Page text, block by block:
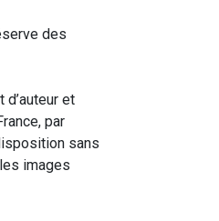
des
et
par
sans
images